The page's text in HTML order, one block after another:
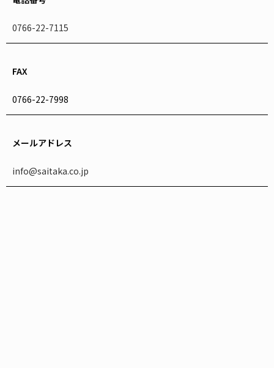
0766-22-7115
FAX
0766-22-7998
メールアドレス
info@saitaka.co.jp